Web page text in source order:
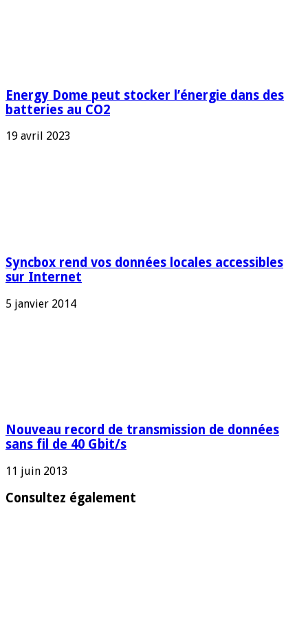
Energy Dome peut stocker l’énergie dans des
batteries au CO2
19 avril 2023
Syncbox rend vos données locales accessibles
sur Internet
5 janvier 2014
Nouveau record de transmission de données
sans fil de 40 Gbit/s
11 juin 2013
Consultez également